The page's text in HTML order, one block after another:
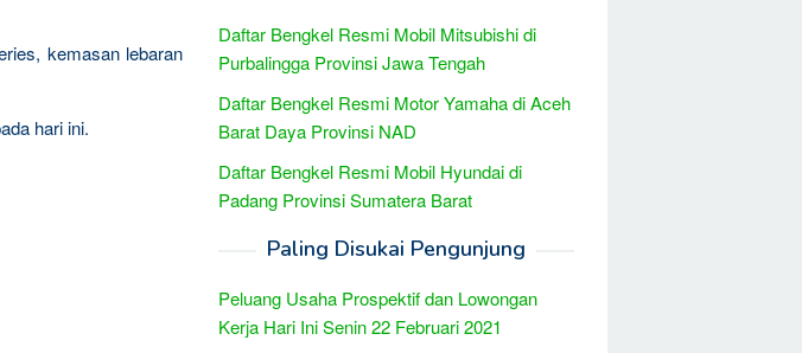
kemasan lebaran
hari ini.
Daftar Bengkel Resmi Mobil Mitsubishi di
Purbalingga Provinsi Jawa Tengah
Daftar Bengkel Resmi Motor Yamaha di Aceh
Barat Daya Provinsi NAD
Daftar Bengkel Resmi Mobil Hyundai di
Padang Provinsi Sumatera Barat
Paling Disukai Pengunjung
Peluang Usaha Prospektif dan Lowongan
Kerja Hari Ini Senin 22 Februari 2021